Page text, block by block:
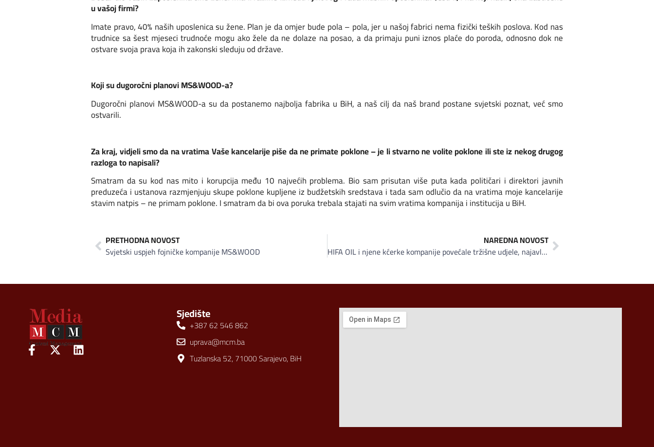
u vašoj firmi?
Imate pravo, 40% naših uposlenica su žene. Plan je da omjer bude pola – pola, jer u našoj fabrici nema fizički teških poslova. Kod nas
trudnice sa šest mjeseci trudnoće mogu ako žele da ne dolaze na posao, a da primaju puni iznos plaće do poroda, odnosno dok ne
ostvare svoja prava koja ih zakonski sleduju od države.
Koji su dugoročni planovi MS&WOOD-a?
Dugoročni planovi MS&WOOD-a su da postanemo najbolja fabrika u BiH, a naš cilj da naš brand postane svjetski poznat, već smo
ostvarili.
Za kraj, vidjeli smo da na vratima Vaše kancelarije piše da ne primate poklone – je li stvarno ne volite poklone ili ste iz nekog drugog
razloga to napisali?
Smatram da su kod nas mito i korupcija među 10 najvećih problema. Bio sam prisutan više puta kada političari i direktori javnih
preduzeća i ustanova razmjenjuju skupe poklone kupljene iz budžetskih sredstava i tada sam odlučio da na vratima moje kancelarije
stavim natpis – ne primam poklone. I smatram da bi ova poruka trebala stajati na svim vratima kompanija i institucija u BiH.
PRETHODNA NOVOST
Svjetski uspjeh fojničke kompanije MS&WOOD
NAREDNA NOVOST
HIFA OIL i njene kćerke kompanije povećale tržišne udjele, najavljene nove akvizicije
Sjedište
+387 62 546 862
uprava@mcm.ba
Tuzlanska 52, 71000 Sarajevo, BiH